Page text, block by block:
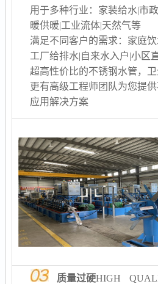
用于多种行业：家装给水|市
暖供暖|工业流体|天然气等
满足不同客户的需求：家庭
工厂给排水|自来水入户|小区
超高性价比的不锈钢水管，
更有高级工程师团队为您提
应用解决方案
质量过硬HIGH